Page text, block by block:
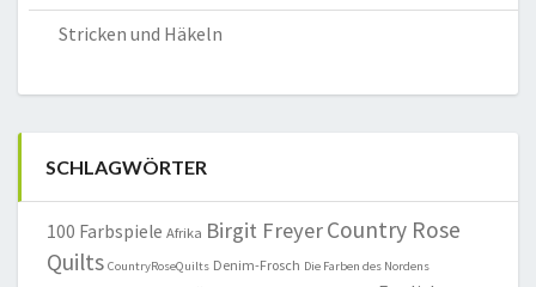
Stricken und Häkeln
SCHLAGWÖRTER
100 Farbspiele Afrika Birgit FreyerCountry Rose
Quilts CountryRoseQuilts Denim-Frosch Die Farben des Nordens